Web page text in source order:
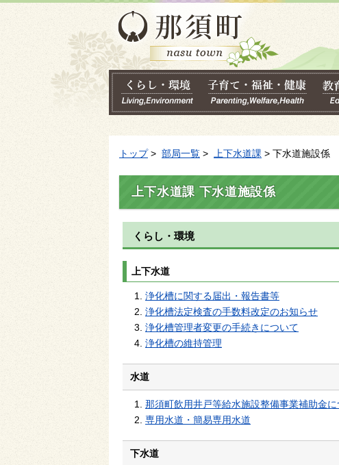
トップ> 部局一覧 > 上下水道課 > 下水道施設係
上下水道課 下水道施設係
くらし・環境
上下水道
浄化槽に関する届出・報告書等
浄化槽法定検査の手数料改定のお知らせ
浄化槽管理者変更の手続きについて
浄化槽の維持管理
水道
那須町飲用井戸等給水施設整備事業補助金に
専用水道・簡易専用水道
下水道